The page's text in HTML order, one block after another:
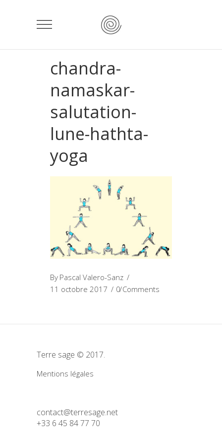
chandra-
namaskar-
salutation-
lune-hathta-
yoga
By Pascal Valero-Sanz
11 octobre 2017
0 Comments
Terre sage © 2017.
Mentions légales
contact@terresage.net
+33 6 45 84 77 70